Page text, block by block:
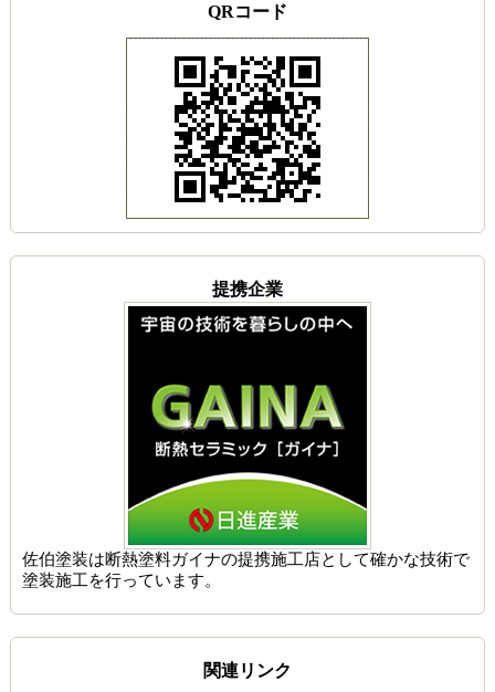
QRコード
提携企業
佐伯塗装は断熱塗料ガイナの提携施工店として確かな技術で
塗装施工を行っています。
関連リンク